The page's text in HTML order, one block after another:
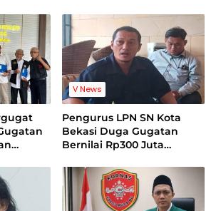
Kuansing
V News
Pengurus LPN SN Kota
Bekasi Duga Gugatan
Bernilai Rp300 Juta
Terhadap Lembaga